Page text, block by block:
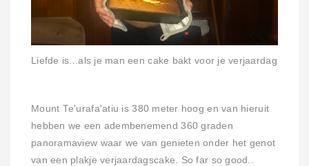
Liefde is...als je man een cake bakt voor je verjaardag
Mount Te'urafa'atiu is 380 meter hoog en van hieruit
hebben we een adembenemend 360 graden
panoramaview waar we van genieten onder het genot
van een plakje verjaardagscake. So far so good..